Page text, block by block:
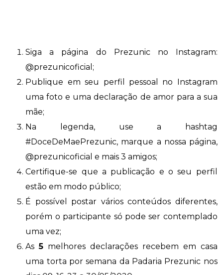
Siga a página do Prezunic no Instagram:
@prezunicoficial;
Publique em seu perfil pessoal no Instagram
uma foto e uma declaração de amor para a sua
mãe;
Na legenda, use a hashtag
#DoceDeMaePrezunic, marque a nossa página,
@prezunicoficial e mais 3 amigos;
Certifique-se que a publicação e o seu perfil
estão em modo público;
É possível postar vários conteúdos diferentes,
porém o participante só pode ser contemplado
uma vez;
As5 melhores declarações recebem em casa
uma torta por semana da Padaria Prezunic nos